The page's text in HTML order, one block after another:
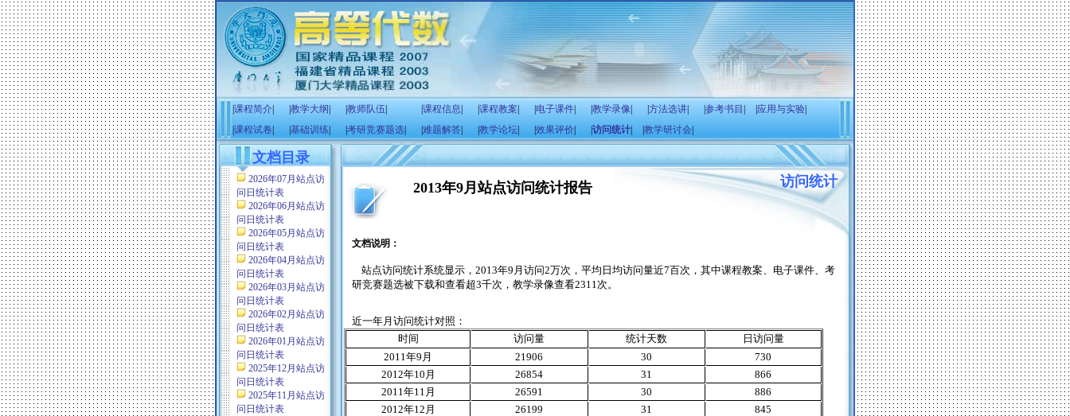
课程简介 教学大纲 教师队伍 课程信息 课程教案 电子课件 教学录像 方法选讲 参考书目 应用与实验
课程试卷 基础训练 考研竞赛题选 难题解答 教学论坛 效果评价 访问统计 教学研讨会
文档目录
2026年07月站点访
问日统计表
2026年06月站点访
问日统计表
2026年05月站点访
问日统计表
2026年04月站点访
问日统计表
2026年03月站点访
问日统计表
2026年02月站点访
问日统计表
2026年01月站点访
问日统计表
2025年12月站点访
问日统计表
2025年11月站点访
问日统计表
2013年9月站点访问统计报告 访问统计
文档说明：
站点访问统计系统显示， 2013年9 月访问2万次，平均日均访问量近7百次，其中课程教案、电子课件、考
研竞赛题选被下载和查看超3千次，教学录像查看2311次。
近一年月访问统计对照：
时间
访问量 统计天数
日访问量
2011年9 月 21906 30
730
2012年10 月 26854 31
866
2011年11 月 26591 30
886
2012年12 月 26199 31
845